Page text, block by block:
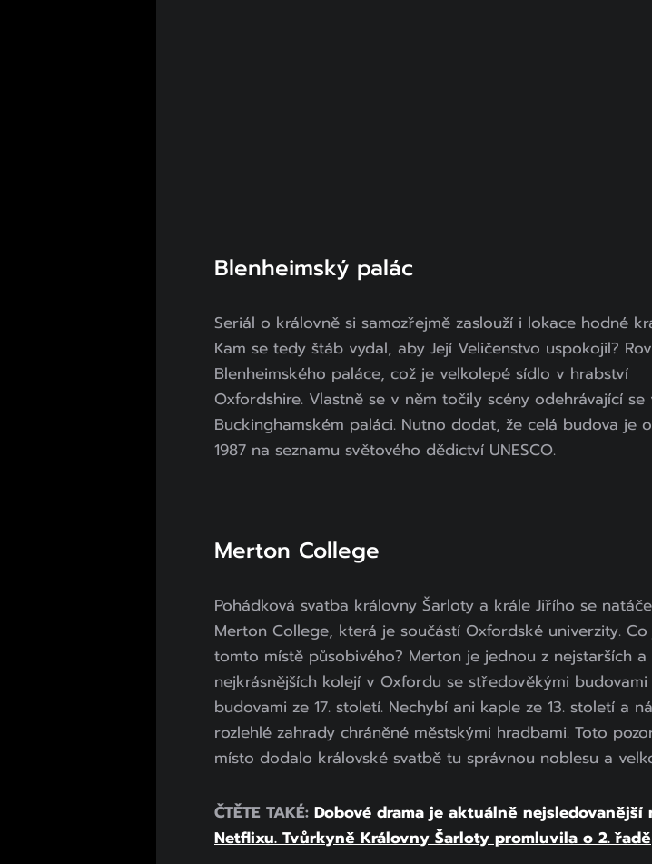
Blenheimský palác
Seriál o královně si samozřejmě zaslouží i lokace hodné
Kam se tedy štáb vydal, aby Její Veličenstvo uspokojil?
Blenheimského paláce, což je velkolepé sídlo v hrabství
Oxfordshire. Vlastně se v něm točily scény odehrávající se
Buckinghamském paláci. Nutno dodat, že celá budova je
1987 na seznamu světového dědictví UNESCO.
Merton College
Pohádková svatba královny Šarloty a krále Jiřího se
Merton College, která je součástí Oxfordské univerzity.
tomto místě působivého? Merton je jednou z nejstarších a
nejkrásnějších kolejí v Oxfordu se středověkými budovami
budovami ze 17. století. Nechybí ani kaple ze 13. století a
rozlehlé zahrady chráněné městskými hradbami. Toto
místo dodalo královské svatbě tu správnou noblesu a
ČTĚTE TAKÉ: Dobové drama je aktuálně nejsledovanější
Netflixu. Tvůrkyně Královny Šarloty promluvila o 2. řadě